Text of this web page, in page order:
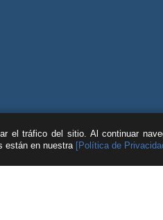
el tráfico del sitio. Al continuar
están en nuestra [Política de